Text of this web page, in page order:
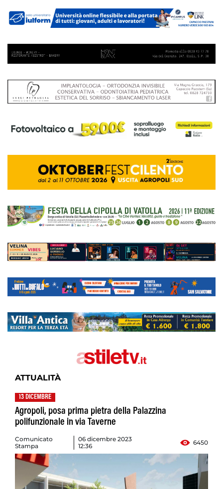
ATTUALITÀ
13 DICEMBRE
Agropoli, posa prima pietra della Palazzina
polifunzionale in via Taverne
Comunicato
Stampa
06 dicembre 2023
12:36
6450